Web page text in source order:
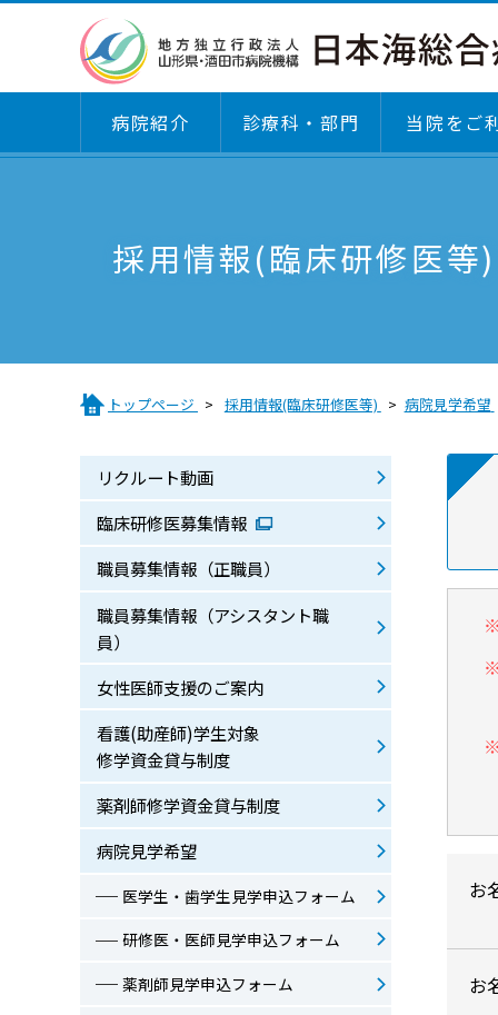
病院紹介
病院紹介
「説明と同意」に関するガイドライン
厚生労働大臣が定める掲示事項
診療科・部門
診療科・部門
当院をご
当院をご利用される方へ
外来のご案内
診療科
医療費後払いサービスについて
地域連携クリティカルパスのご案内
オンライン診療のご案内
暴言・暴力・迷惑行為への対応について
医療関係者の皆さまへ
施設基準届出一覧
臨床評価指標（クリニカルインディケーター
採用情報(臨床研修医等)
トップページ 採用情報(臨床研修医等) 病院見学希望
お
お
リクルート動画
臨床研修医募集情報
職員募集情報（正職員）
職員募集情報（アシスタント職
員）
女性医師支援のご案内
看護(助産師)学生対象
修学資金貸与制度
薬剤師修学資金貸与制度
病院見学希望
医学生・歯学生見学申込フォーム
研修医・医師見学申込フォーム
薬剤師見学申込フォーム